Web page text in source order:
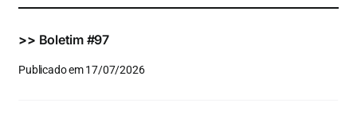
>> Boletim #97
Publicado em 17/07/2026